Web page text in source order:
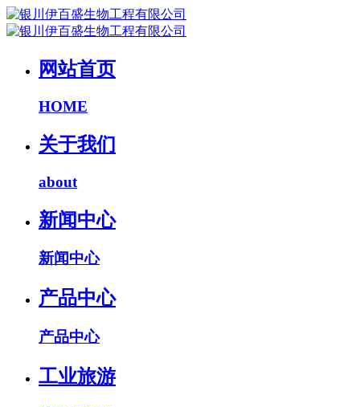
网站首页
HOME
关于我们
about
新闻中心
新闻中心
产品中心
产品中心
工业旅游